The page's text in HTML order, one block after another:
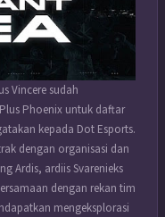
Vincere sudah
Phoenix untuk daftar
kepada Dot Esports.
dengan organisasi dan
Ardis, ardiis Svarenieks
dengan rekan tim
mengeksplorasi